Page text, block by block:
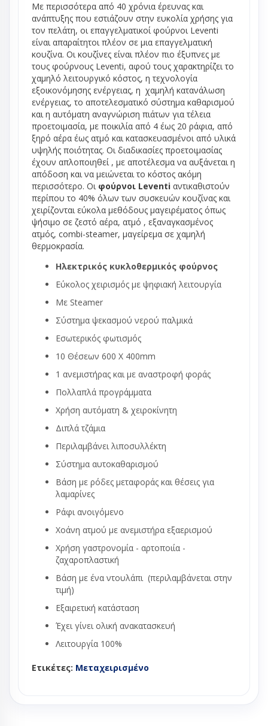
Με περισσότερα από 40 χρόνια έρευνας και
ανάπτυξης που εστιάζουν στην ευκολία χρήσης για
τον πελάτη, οι επαγγελματικοί φούρνοι Leventi
είναι απαραίτητοι πλέον σε μια επαγγελματική
κουζίνα. Οι κουζίνες είναι πλέον πιο έξυπνες με
τους φούρνους Leventi, αφού τους χαρακτηρίζει το
χαμηλό λειτουργικό κόστος, η τεχνολογία
εξοικονόμησης ενέργειας, η χαμηλή κατανάλωση
ενέργειας, το αποτελεσματικό σύστημα καθαρισμού
και η αυτόματη αναγνώριση πιάτων για τέλεια
προετοιμασία, με ποικιλία από 4 έως 20 ράφια, από
ξηρό αέρα έως ατμό και κατασκευασμένοι από υλικά
υψηλής ποιότητας. Οι διαδικασίες προετοιμασίας
έχουν απλοποιηθεί , με αποτέλεσμα να αυξάνεται η
απόδοση και να μειώνεται το κόστος ακόμη
περισσότερο. Οι φούρνοι Leventi αντικαθιστούν
περίπου το 40% όλων των συσκευών κουζίνας και
χειρίζονται εύκολα μεθόδους μαγειρέματος όπως
ψήσιμο σε ζεστό αέρα, ατμό , εξαναγκασμένος
ατμός, combi-steamer, μαγείρεμα σε χαμηλή
θερμοκρασία.
Ηλεκτρικός κυκλοθερμικός φούρνος
Εύκολος χειρισμός με ψηφιακή λειτουργία
Με Steamer
Σύστημα ψεκασμού νερού παλμικά
Εσωτερικός φωτισμός
10 Θέσεων 600 Χ 400mm
1 ανεμιστήρας και με αναστροφή φοράς
Πολλαπλά προγράμματα
Χρήση αυτόματη & χειροκίνητη
Διπλά τζάμια
Περιλαμβάνει λιποσυλλέκτη
Σύστημα αυτοκαθαρισμού
Βάση με ρόδες μεταφοράς και θέσεις για
λαμαρίνες
Ράφι ανοιγόμενο
Χοάνη ατμού με ανεμιστήρα εξαερισμού
Χρήση γαστρονομία - αρτοποιία -
ζαχαροπλαστική
Βάση με ένα ντουλάπι (περιλαμβάνεται στην
τιμή)
Εξαιρετική κατάσταση
Έχει γίνει ολική ανακατασκευή
Λειτουργία 100%
Ετικέτες: Μεταχειρισμένο